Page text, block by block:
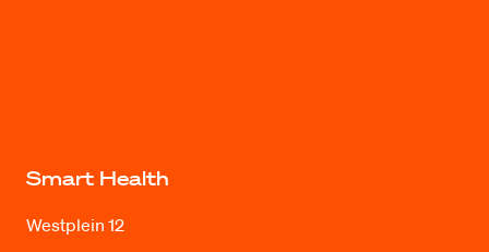
Smart Health
Westplein 12